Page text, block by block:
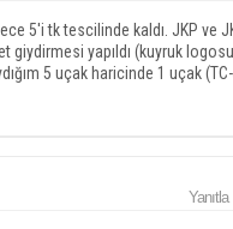
5'i tk tescilinde kaldı. JKP ve
giydirmesi yapıldı (kuyruk
5 uçak haricinde 1 uçak
Yanıtla